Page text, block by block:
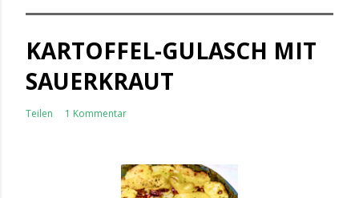
KARTOFFEL-GULASCH MIT
SAUERKRAUT
Teilen 1 Kommentar